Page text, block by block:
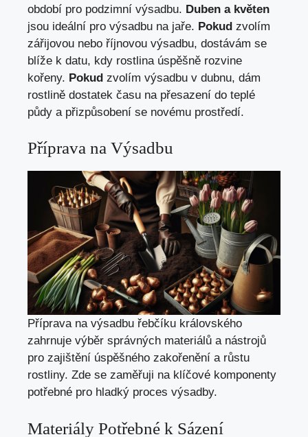
období pro podzimní výsadbu. Duben a květen
jsou ideální pro výsadbu na jaře. Pokud zvolím
zářijovou nebo říjnovou výsadbu, dostávám se
blíže k datu, kdy rostlina úspěšně rozvine
kořeny. Pokud zvolím výsadbu v dubnu, dám
rostlině dostatek času na přesazení do teplé
půdy a přizpůsobení se novému prostředí.
Příprava na Výsadbu
Příprava na výsadbu řebčíku královského
zahrnuje výběr správných materiálů a nástrojů
pro zajištění úspěšného zakořenění a růstu
rostliny. Zde se zaměřuji na klíčové komponenty
potřebné pro hladký proces výsadby.
Materiály Potřebné k Sázení